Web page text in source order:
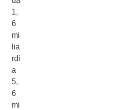
1,
6
mi
lia
rdi
a
5,
6
mi